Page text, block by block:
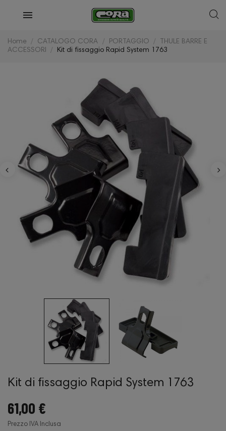
Home CATALOGO CORA PORTAGGIO
THULE BARRE E
ACCESSORI
Kit di fissaggio Rapid System 1763
Kit di fissaggio Rapid System 1763
61,00 €
Prezzo IVA Inclusa